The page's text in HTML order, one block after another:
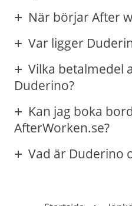
När börjar After
Var ligger
Vilka betalmedel
Duderino?
Kan jag boka
AfterWorken.se?
Vad är Duderino